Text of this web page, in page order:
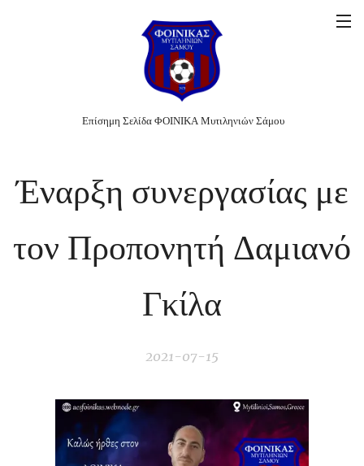
Επίσημη Σελίδα ΦΟΙΝΙΚΑ Μυτιληνιών Σάμου
Έναρξη συνεργασίας με
τον Προπονητή Δαμιανό
Γκίλα
2021-07-15